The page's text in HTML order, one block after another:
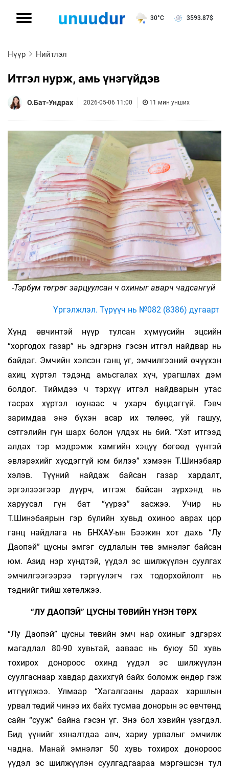
30°C 3593.87$
Нүүр Нийтлэл
Итгэл нурж, амь үнэгүйдэв
О.Бат-Ундрах 2026-05-06 11:00 11 мин унших
-Тэрбум төгрөг зарцуулсан ч охиныг аварч чадсангүй
Үргэлжлэл. Түрүүч нь №082 (8386) дугаарт
Хүнд өвчинтэй нүүр тулсан хүмүүсийн эцсийн
“хоргодох газар” нь эдгэрнэ гэсэн итгэл найдвар нь
байдаг. Эмчийн хэлсэн ганц үг, эмчилгээний өчүүхэн
ахиц хүртэл тэдэнд амьсгалах хүч, урагшлах дэм
болдог. Тиймдээ ч тэрхүү итгэл найдварын утас
тасрах хүртэл юунаас ч ухарч буцдаггүй. Гэвч
заримдаа энэ бүхэн асар их төлөөс, уй гашуу,
сэтгэлийн гүн шарх болон үлдэх нь бий. “Хэт итгээд
алдах тэр мэдрэмж хамгийн хэцүү бөгөөд үүнтэй
эвлэрэхийг хүсдэггүй юм билээ” хэмээн Т.Шинэбаяр
хэлэв. Түүний найдаж байсан газар хардалт,
эргэлзээгээр дүүрч, итгэж байсан зүрхэнд нь
харуусал гүн бат “үүрээ” засжээ. Учир нь
Т.Шинэбаярын гэр бүлийн хувьд охиноо аврах цор
ганц найдлага нь БНХАУ-ын Бээжин хот дахь “Лу
Даопэй” цусны эмгэг судлалын төв эмнэлэг байсан
юм. Азид нэр хүндтэй, үүдэл эс шилжүүлэн суулгах
эмчилгээгээрээ тэргүүлэгч гэх тодорхойлолт нь
тэднийг тийш хөтөлжээ.
“ЛУ ДАОПЭЙ” ЦУСНЫ ТӨВИЙН ҮНЭН ТӨРХ
“Лу Даопэй” цусны төвийн эмч нар охиныг эдгэрэх
магадлал 80-90 хувь­тай, ааваас нь буюу 50 хувь
тохирох донороос охинд үүдэл эс шилжүүлэн
суулгаснаар хавдар дахихгүй байх боломж өндөр гэж
итгүүлжээ. Улмаар “Хагалгааны дараах харшлын
урвал төдий чинээ их байх тусмаа доно­рын эс өвчтөнд
сайн “сууж” байна гэсэн үг. Энэ бол хэвийн үзэгдэл.
Бид үүнийг хяналтдаа авч, хариу урвалыг эмчилж
чадна. Манай эмнэлэг 50 хувь тохирох донороос
үүдэл эс шилжүүлэн суулгадгаараа мэргэшсэн тул